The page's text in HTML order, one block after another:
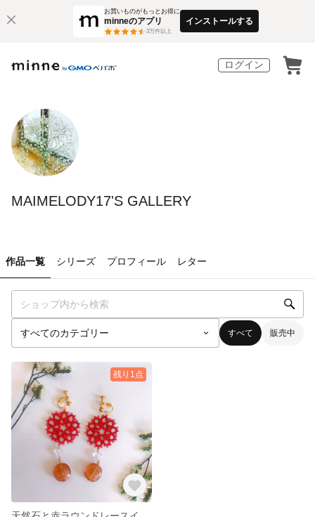
お買いものがもっとお得に
minneのアプリ
3万件以上
インストールする
ログイン
MAIMELODY17'S GALLERY
作品一覧 シリーズ プロフィール レター
すべて 販売中
残り1点